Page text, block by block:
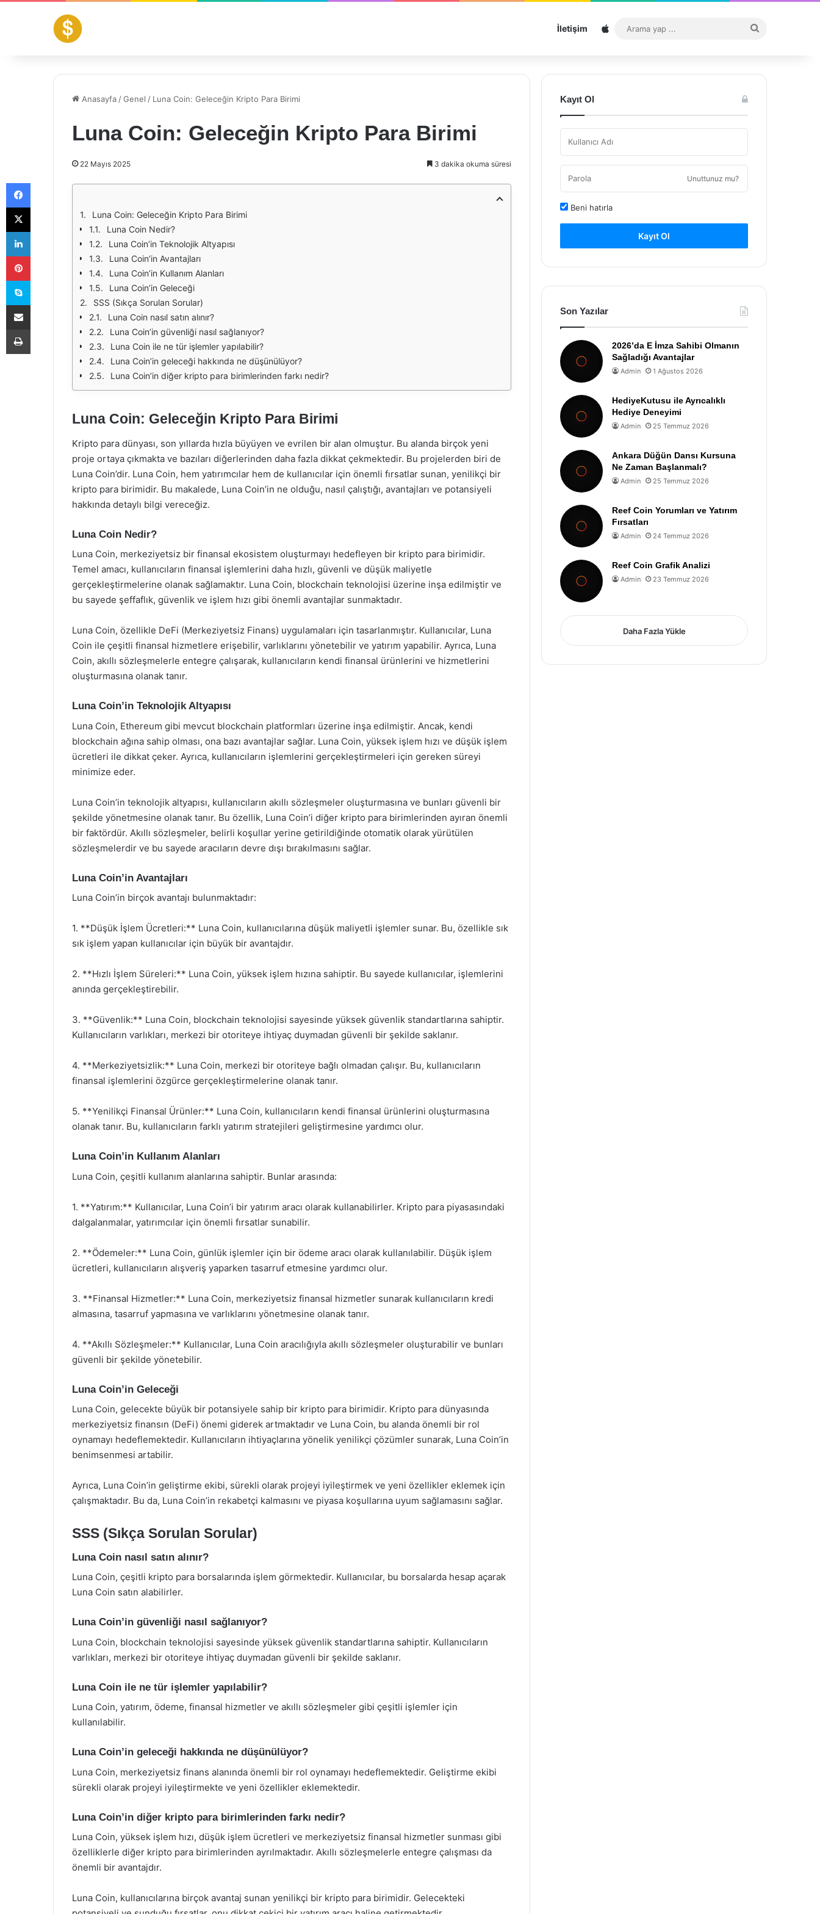
İletişim Sitemap
...
Anasayfa /Genel / Luna Coin: Geleceğin Kripto Para Birimi
Luna Coin: Geleceğin Kripto Para Birimi
22 Mayıs 2025 3 dakika okuma süresi
Luna Coin: Geleceğin Kripto Para Birimi
Luna Coin Nedir?
Luna Coin’in Teknolojik Altyapısı
Luna Coin’in Avantajları
Luna Coin’in Kullanım Alanları
Luna Coin’in Geleceği
SSS (Sıkça Sorulan Sorular)
Luna Coin nasıl satın alınır?
Luna Coin’in güvenliği nasıl sağlanıyor?
Luna Coin ile ne tür işlemler yapılabilir?
Luna Coin’in geleceği hakkında ne düşünülüyor?
Luna Coin’in diğer kripto para birimlerinden farkı nedir?
Luna Coin: Geleceğin Kripto Para Birimi
Kripto para dünyası, son yıllarda hızla büyüyen ve evrilen bir alan olmuştur. Bu alanda birçok yeni
proje ortaya çıkmakta ve bazıları diğerlerinden daha fazla dikkat çekmektedir. Bu projelerden biri de
Luna Coin’dir. Luna Coin, hem yatırımcılar hem de kullanıcılar için önemli fırsatlar sunan, yenilikçi bir
kripto para birimidir. Bu makalede, Luna Coin’in ne olduğu, nasıl çalıştığı, avantajları ve potansiyeli
hakkında detaylı bilgi vereceğiz.
Luna Coin Nedir?
Luna Coin, merkeziyetsiz bir finansal ekosistem oluşturmayı hedefleyen bir kripto para birimidir.
Temel amacı, kullanıcıların finansal işlemlerini daha hızlı, güvenli ve düşük maliyetle
gerçekleştirmelerine olanak sağlamaktır. Luna Coin, blockchain teknolojisi üzerine inşa edilmiştir ve
bu sayede şeffaflık, güvenlik ve işlem hızı gibi önemli avantajlar sunmaktadır.
Luna Coin, özellikle DeFi (Merkeziyetsiz Finans) uygulamaları için tasarlanmıştır. Kullanıcılar, Luna
Coin ile çeşitli finansal hizmetlere erişebilir, varlıklarını yönetebilir ve yatırım yapabilir. Ayrıca, Luna
Coin, akıllı sözleşmelerle entegre çalışarak, kullanıcıların kendi finansal ürünlerini ve hizmetlerini
oluşturmasına olanak tanır.
Luna Coin’in Teknolojik Altyapısı
Luna Coin, Ethereum gibi mevcut blockchain platformları üzerine inşa edilmiştir. Ancak, kendi
blockchain ağına sahip olması, ona bazı avantajlar sağlar. Luna Coin, yüksek işlem hızı ve düşük işlem
ücretleri ile dikkat çeker. Ayrıca, kullanıcıların işlemlerini gerçekleştirmeleri için gereken süreyi
minimize eder.
Luna Coin’in teknolojik altyapısı, kullanıcıların akıllı sözleşmeler oluşturmasına ve bunları güvenli bir
şekilde yönetmesine olanak tanır. Bu özellik, Luna Coin’i diğer kripto para birimlerinden ayıran önemli
bir faktördür. Akıllı sözleşmeler, belirli koşullar yerine getirildiğinde otomatik olarak yürütülen
sözleşmelerdir ve bu sayede aracıların devre dışı bırakılmasını sağlar.
Luna Coin’in Avantajları
Luna Coin’in birçok avantajı bulunmaktadır:
1. **Düşük İşlem Ücretleri:** Luna Coin, kullanıcılarına düşük maliyetli işlemler sunar. Bu, özellikle sık
sık işlem yapan kullanıcılar için büyük bir avantajdır.
2. **Hızlı İşlem Süreleri:** Luna Coin, yüksek işlem hızına sahiptir. Bu sayede kullanıcılar, işlemlerini
anında gerçekleştirebilir.
3. **Güvenlik:** Luna Coin, blockchain teknolojisi sayesinde yüksek güvenlik standartlarına sahiptir.
Kullanıcıların varlıkları, merkezi bir otoriteye ihtiyaç duymadan güvenli bir şekilde saklanır.
4. **Merkeziyetsizlik:** Luna Coin, merkezi bir otoriteye bağlı olmadan çalışır. Bu, kullanıcıların
finansal işlemlerini özgürce gerçekleştirmelerine olanak tanır.
5. **Yenilikçi Finansal Ürünler:** Luna Coin, kullanıcıların kendi finansal ürünlerini oluşturmasına
olanak tanır. Bu, kullanıcıların farklı yatırım stratejileri geliştirmesine yardımcı olur.
Luna Coin’in Kullanım Alanları
Luna Coin, çeşitli kullanım alanlarına sahiptir. Bunlar arasında:
1. **Yatırım:** Kullanıcılar, Luna Coin’i bir yatırım aracı olarak kullanabilirler. Kripto para piyasasındaki
dalgalanmalar, yatırımcılar için önemli fırsatlar sunabilir.
2. **Ödemeler:** Luna Coin, günlük işlemler için bir ödeme aracı olarak kullanılabilir. Düşük işlem
ücretleri, kullanıcıların alışveriş yaparken tasarruf etmesine yardımcı olur.
3. **Finansal Hizmetler:** Luna Coin, merkeziyetsiz finansal hizmetler sunarak kullanıcıların kredi
almasına, tasarruf yapmasına ve varlıklarını yönetmesine olanak tanır.
4. **Akıllı Sözleşmeler:** Kullanıcılar, Luna Coin aracılığıyla akıllı sözleşmeler oluşturabilir ve bunları
güvenli bir şekilde yönetebilir.
Luna Coin’in Geleceği
Luna Coin, gelecekte büyük bir potansiyele sahip bir kripto para birimidir. Kripto para dünyasında
merkeziyetsiz finansın (DeFi) önemi giderek artmaktadır ve Luna Coin, bu alanda önemli bir rol
oynamayı hedeflemektedir. Kullanıcıların ihtiyaçlarına yönelik yenilikçi çözümler sunarak, Luna Coin’in
benimsenmesi artabilir.
Ayrıca, Luna Coin’in geliştirme ekibi, sürekli olarak projeyi iyileştirmek ve yeni özellikler eklemek için
çalışmaktadır. Bu da, Luna Coin’in rekabetçi kalmasını ve piyasa koşullarına uyum sağlamasını sağlar.
SSS (Sıkça Sorulan Sorular)
Luna Coin nasıl satın alınır?
Luna Coin, çeşitli kripto para borsalarında işlem görmektedir. Kullanıcılar, bu borsalarda hesap açarak
Luna Coin satın alabilirler.
Luna Coin’in güvenliği nasıl sağlanıyor?
Luna Coin, blockchain teknolojisi sayesinde yüksek güvenlik standartlarına sahiptir. Kullanıcıların
varlıkları, merkezi bir otoriteye ihtiyaç duymadan güvenli bir şekilde saklanır.
Luna Coin ile ne tür işlemler yapılabilir?
Luna Coin, yatırım, ödeme, finansal hizmetler ve akıllı sözleşmeler gibi çeşitli işlemler için
kullanılabilir.
Luna Coin’in geleceği hakkında ne düşünülüyor?
Luna Coin, merkeziyetsiz finans alanında önemli bir rol oynamayı hedeflemektedir. Geliştirme ekibi
sürekli olarak projeyi iyileştirmekte ve yeni özellikler eklemektedir.
Luna Coin’in diğer kripto para birimlerinden farkı nedir?
Luna Coin, yüksek işlem hızı, düşük işlem ücretleri ve merkeziyetsiz finansal hizmetler sunması gibi
özelliklerle diğer kripto para birimlerinden ayrılmaktadır. Akıllı sözleşmelerle entegre çalışması da
önemli bir avantajdır.
Luna Coin, kullanıcılarına birçok avantaj sunan yenilikçi bir kripto para birimidir. Gelecekteki
Kayıt Ol
Unuttunuz mu?
Beni hatırla
Kayıt Ol
Son Yazılar
2026’da E İmza Sahibi Olmanın
Sağladığı Avantajlar
Admin 1 Ağustos 2026
HediyeKutusu ile Ayrıcalıklı
Hediye Deneyimi
Admin 25 Temmuz 2026
Ankara Düğün Dansı Kursuna
Ne Zaman Başlanmalı?
Admin 25 Temmuz 2026
Reef Coin Yorumları ve Yatırım
Fırsatları
Admin 24 Temmuz 2026
Reef Coin Grafik Analizi
Admin 23 Temmuz 2026
Daha Fazla Yükle
Facebook
X
LinkedIn
Pinterest
Skype
E-Posta ile paylaş